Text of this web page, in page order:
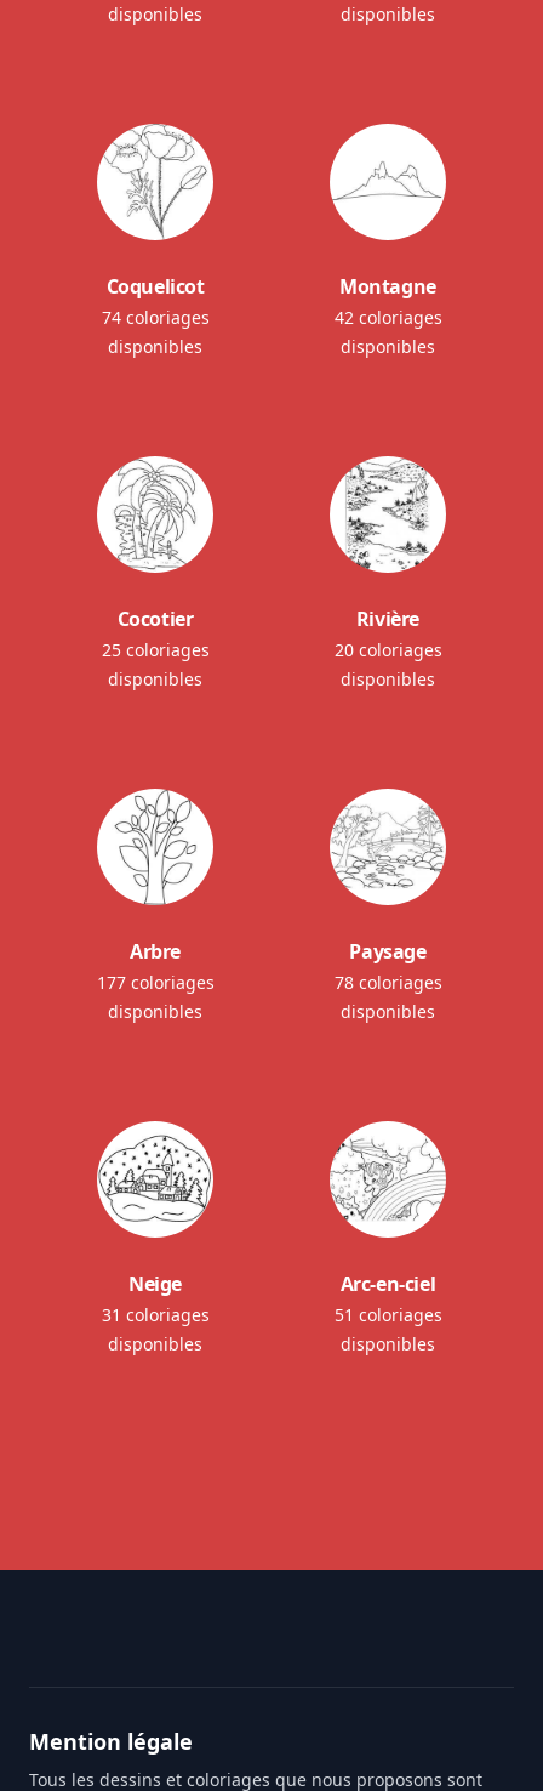
disponibles
disponibles
Coquelicot
74 coloriages
disponibles
Montagne
42 coloriages
disponibles
Cocotier
25 coloriages
disponibles
Rivière
20 coloriages
disponibles
Arbre
177 coloriages
disponibles
Paysage
78 coloriages
disponibles
Neige
31 coloriages
disponibles
Arc-en-ciel
51 coloriages
disponibles
Mention légale
Tous les dessins et coloriages que nous proposons sont